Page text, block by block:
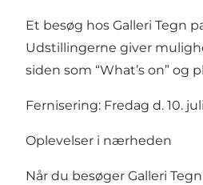
Et besøg hos Galleri Tegn
Udstillingerne giver
siden som “What’s on”
Fernisering: Fredag d. 10.
Oplevelser i nærheden
Når du besøger Galleri